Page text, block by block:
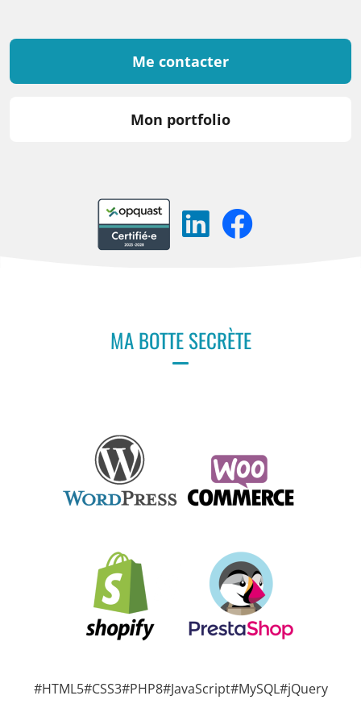
Me contacter
Mon portfolio
MA BOTTE SECRÈTE
#HTML5#CSS3#PHP8#JavaScript#MySQL#jQuery